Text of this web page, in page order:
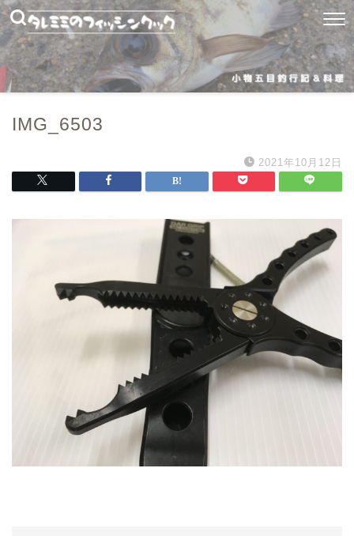
IMG_6503
2021年10月12日